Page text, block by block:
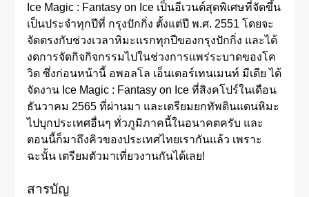
Ice Magic : Fantasy on Ice เป็นอีเวนต์สุดพิเศษที่จัดขึ้น
เป็นประจำทุกปีที่ กรุงปักกิ่ง ตั้งแต่ปี พ.ศ. 2551 โดยจะ
จัดตรงกับช่วงเวลาหิมะแรกทุกปีของกรุงปักกิ่ง และได้
งดการจัดกิจกิจกรรมไปในช่วงการแพร่ระบาดของโค
วิด ซึ่งก่อนหน้านี้ อพอลโล เอ็นเตอร์เทนเมนท์ มีเดีย ได้
จัดงาน Ice Magic : Fantasy on Ice ที่สิงคโปร์ในเดือน
ธันวาคม 2565 ที่ผ่านมา และเตรียมยกทัพดินแดนหิมะ
ไปบุกประเทศอื่นๆ ทั่วภูมิภาคนี้ในอนาคตครับ และ
ตอนนี้ก็มาถึงคิวของประเทศไทยเรากันแล้ว เพราะ
ฉะนั้น เตรียมตัวมาเที่ยวงานกันได้เลย!
สารบัญ